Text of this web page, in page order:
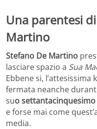
Una parentesi
Martino
Stefano De Martino
lasciare spazio a Sua
Ebbene si, l’attesissima
fermata neanche
suo
e forse mai come
media.